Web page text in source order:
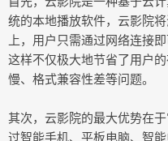
统的本地播放软件，云影院
上，用户只需通过网络连接
这样不仅极大地节省了用户
慢、格式兼容性差等问题。
其次，云影院的最大优势在
过智能手机、平板电脑、智